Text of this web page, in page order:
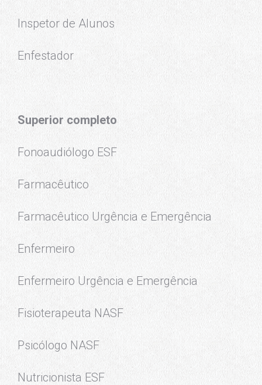
Inspetor de Alunos
Enfestador
Superior completo
Fonoaudiólogo ESF
Farmacêutico
Farmacêutico Urgência e Emergência
Enfermeiro
Enfermeiro Urgência e Emergência
Fisioterapeuta NASF
Psicólogo NASF
Nutricionista ESF